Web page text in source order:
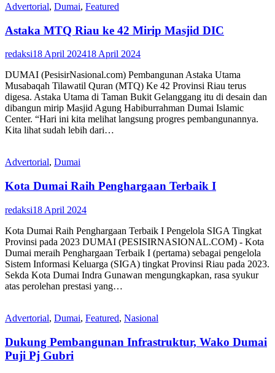
Advertorial, Dumai, Featured
Astaka MTQ Riau ke 42 Mirip Masjid DIC
redaksi18 April 202418 April 2024
DUMAI (PesisirNasional.com) Pembangunan Astaka Utama
Musabaqah Tilawatil Quran (MTQ) Ke 42 Provinsi Riau terus
digesa. Astaka Utama di Taman Bukit Gelanggang itu di desain dan
dibangun mirip Masjid Agung Habiburrahman Dumai Islamic
Center. “Hari ini kita melihat langsung progres pembangunannya.
Kita lihat sudah lebih dari…
Advertorial, Dumai
Kota Dumai Raih Penghargaan Terbaik I
redaksi18 April 2024
Kota Dumai Raih Penghargaan Terbaik I Pengelola SIGA Tingkat
Provinsi pada 2023 DUMAI (PESISIRNASIONAL.COM) - Kota
Dumai meraih Penghargaan Terbaik I (pertama) sebagai pengelola
Sistem Informasi Keluarga (SIGA) tingkat Provinsi Riau pada 2023.
Sekda Kota Dumai Indra Gunawan mengungkapkan, rasa syukur
atas perolehan prestasi yang…
Advertorial, Dumai, Featured, Nasional
Dukung Pembangunan Infrastruktur, Wako Dumai
Puji Pj Gubri